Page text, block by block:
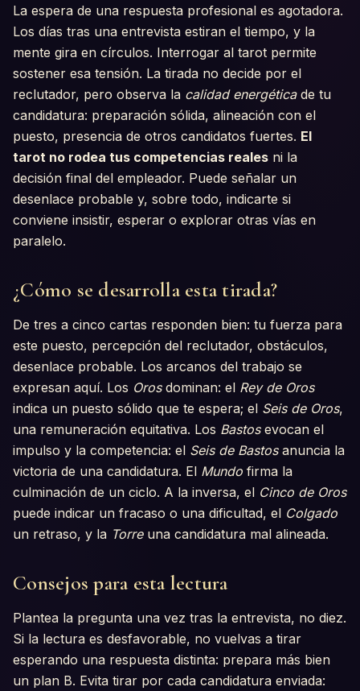
La espera de una respuesta profesional es agotadora.
Los días tras una entrevista estiran el tiempo, y la
mente gira en círculos. Interrogar al tarot permite
sostener esa tensión. La tirada no decide por el
reclutador, pero observa la calidad energéticade tu
candidatura: preparación sólida, alineación con el
puesto, presencia de otros candidatos fuertes. El
tarot no rodea tus competencias reales ni la
decisión final del empleador. Puede señalar un
desenlace probable y, sobre todo, indicarte si
conviene insistir, esperar o explorar otras vías en
paralelo.
¿Cómo se desarrolla esta tirada?
De tres a cinco cartas responden bien: tu fuerza para
este puesto, percepción del reclutador, obstáculos,
desenlace probable. Los arcanos del trabajo se
expresan aquí. Los Orosdominan: el Rey de Oros
indica un puesto sólido que te espera; el Seis de Oros,
una remuneración equitativa. Los Bastosevocan el
impulso y la competencia: el Seis de Bastosanuncia la
victoria de una candidatura. El Mundo firma la
culminación de un ciclo. A la inversa, el Cinco de Oros
puede indicar un fracaso o una dificultad, el Colgado
un retraso, y la Torreuna candidatura mal alineada.
Consejos para esta lectura
Plantea la pregunta una vez tras la entrevista, no diez.
Si la lectura es desfavorable, no vuelvas a tirar
esperando una respuesta distinta: prepara más bien
un plan B. Evita tirar por cada candidatura enviada: